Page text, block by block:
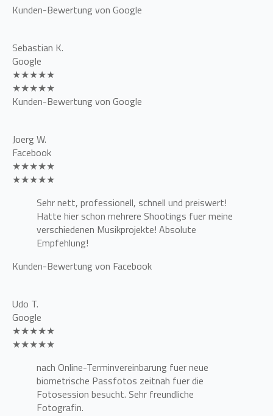
Kunden-Bewertung von Google
Sebastian K.
Google
★★★★★
★★★★★
Kunden-Bewertung von Google
Joerg W.
Facebook
★★★★★
★★★★★
Sehr nett, professionell, schnell und preiswert!
Hatte hier schon mehrere Shootings fuer meine
verschiedenen Musikprojekte! Absolute
Empfehlung!
Kunden-Bewertung von Facebook
Udo T.
Google
★★★★★
★★★★★
nach Online-Terminvereinbarung fuer neue
biometrische Passfotos zeitnah fuer die
Fotosession besucht. Sehr freundliche
Fotografin.